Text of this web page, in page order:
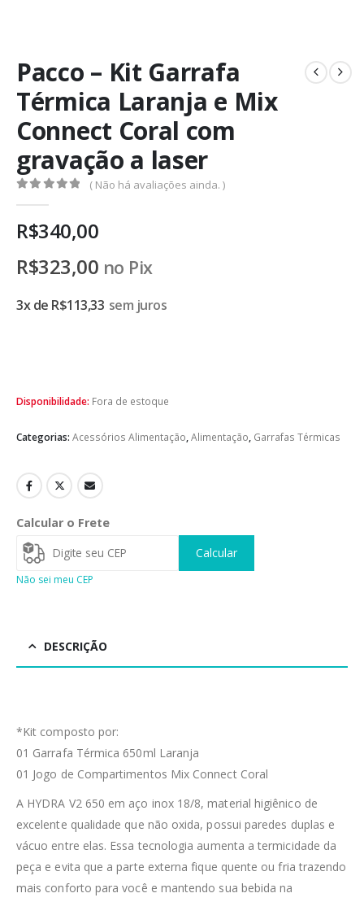
Pacco – Kit Garrafa
Térmica Laranja e Mix
Connect Coral com
gravação a laser
( Não há avaliações ainda. )
R$340,00
R$323,00 no Pix
3x de R$113,33 sem juros
Disponibilidade: Fora de estoque
Categorias: Acessórios Alimentação,Alimentação, Garrafas Térmicas
Calcular o Frete
Calcular
Não sei meu CEP
DESCRIÇÃO
*Kit composto por:
01 Garrafa Térmica 650ml Laranja
01 Jogo de Compartimentos Mix Connect Coral
A HYDRA V2 650 em aço inox 18/8, material higiênico de
excelente qualidade que não oxida, possui paredes duplas e
vácuo entre elas. Essa tecnologia aumenta a termicidade da
peça e evita que a parte externa fique quente ou fria trazendo
mais conforto para você e mantendo sua bebida na